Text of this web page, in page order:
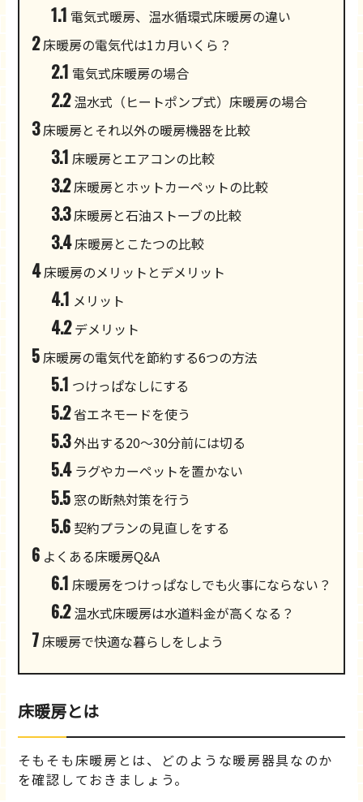
1.1 電気式暖房、温水循環式床暖房の違い
2床暖房の電気代は1カ月いくら？
2.1 電気式床暖房の場合
2.2温水式（ヒートポンプ式）床暖房の場合
3床暖房とそれ以外の暖房機器を比較
3.1 床暖房とエアコンの比較
3.2床暖房とホットカーペットの比較
3.3床暖房と石油ストーブの比較
3.4床暖房とこたつの比較
4床暖房のメリットとデメリット
4.1 メリット
4.2デメリット
5床暖房の電気代を節約する6つの方法
5.1 つけっぱなしにする
5.2省エネモードを使う
5.3外出する20〜30分前には切る
5.4ラグやカーペットを置かない
5.5窓の断熱対策を行う
5.6契約プランの見直しをする
6よくある床暖房Q&A
6.1 床暖房をつけっぱなしでも火事にならない？
6.2温水式床暖房は水道料金が高くなる？
7床暖房で快適な暮らしをしよう
床暖房とは
そもそも床暖房とは、どのような暖房器具なのか
を確認しておきましょう。